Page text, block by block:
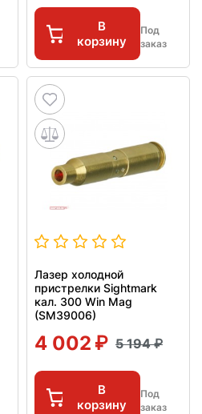
В
корзину
Под
заказ
Лазер холодной
пристрелки Sightmark
кал. 300 Win Mag
(SM39006)
4 002 5 194
В
корзину
Под
заказ